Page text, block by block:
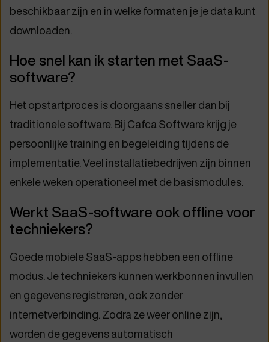
beschikbaar zijn en in welke formaten je je data kunt
downloaden.
Hoe snel kan ik starten met SaaS-
software?
Het opstartproces is doorgaans sneller dan bij
traditionele software. Bij Cafca Software krijg je
persoonlijke training en begeleiding tijdens de
implementatie. Veel installatiebedrijven zijn binnen
enkele weken operationeel met de basismodules.
Werkt SaaS-software ook offline voor
techniekers?
Goede mobiele SaaS-apps hebben een offline
modus. Je techniekers kunnen werkbonnen invullen
en gegevens registreren, ook zonder
internetverbinding. Zodra ze weer online zijn,
worden de gegevens automatisch